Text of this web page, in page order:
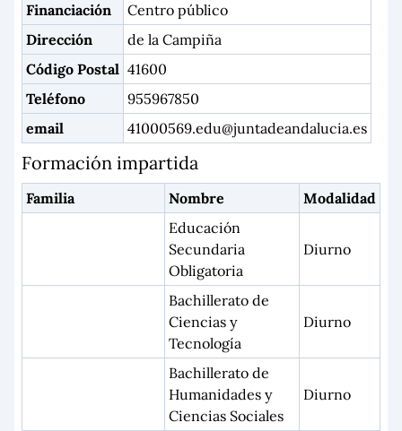
Financiación
Centro público
Dirección
de la Campiña
Código Postal 41600
Teléfono
955967850
email
41000569.edu@juntadeandalucia.es
Formación impartida
Familia Nombre
Modalidad
Educación
Secundaria
Obligatoria
Diurno
Bachillerato de
Ciencias y
Tecnología
Diurno
Bachillerato de
Humanidades y
Ciencias Sociales
Diurno